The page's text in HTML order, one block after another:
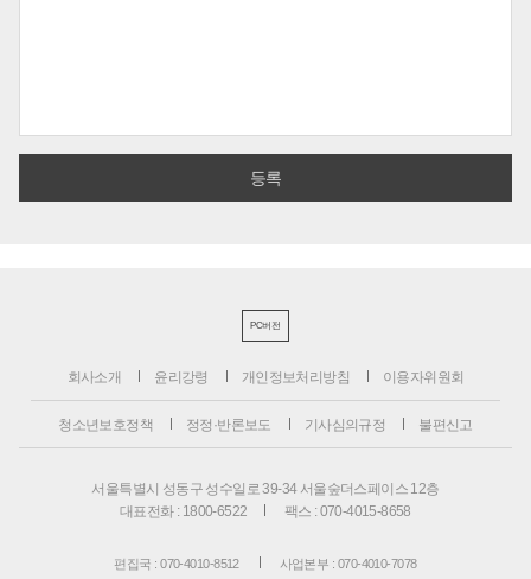
PC버전
회사소개 윤리강령 개인정보처리방침 이용자위원회
청소년보호정책 정정·반론보도 기사심의규정 불편신고
서울특별시 성동구 성수일로 39-34 서울숲더스페이스 12층
대표전화 : 1800-6522
팩스 : 070-4015-8658
편집국 : 070-4010-8512
사업본부 : 070-4010-7078